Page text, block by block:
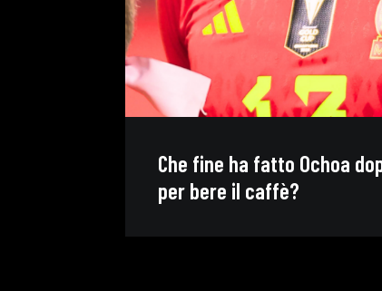
Che fine ha fatto Ochoa
per bere il caffè?